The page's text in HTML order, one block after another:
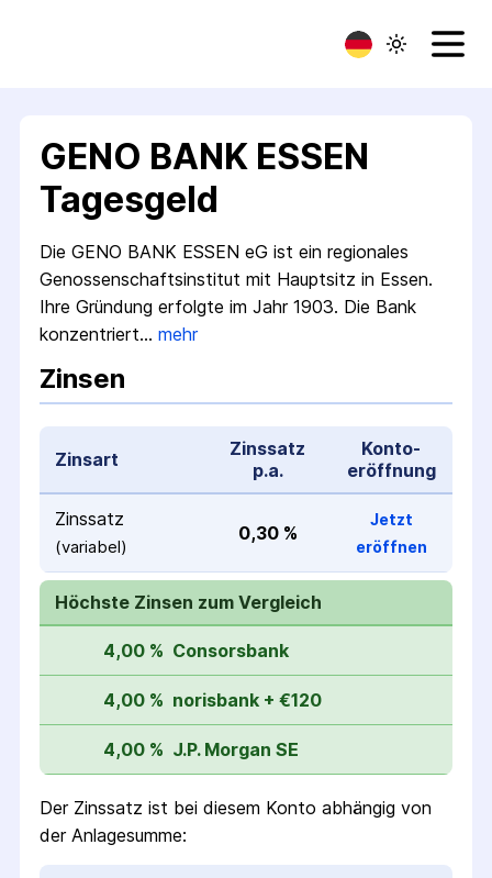
GENO BANK ESSEN
Tagesgeld
Die GENO BANK ESSEN eG ist ein regionales
Genossen­schafts­institut mit Hauptsitz in Essen.
Ihre Gründung erfolgte im Jahr 1903. Die Bank
konzentriert… mehr
Zinsen
Zinsart
Zinssatz
p.a.
Konto­
eröffnung
Zinssatz
(variabel)
0,30 %
Jetzt
eröffnen
Höchste Zinsen zum Vergleich
4,00 % Consorsbank
4,00 % norisbank + €120
4,00 % J.P. Morgan SE
Der Zinssatz ist bei diesem Konto abhängig von
der Anlagesumme: